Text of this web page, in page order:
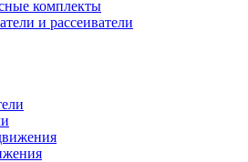
комплекты
и рассеиватели